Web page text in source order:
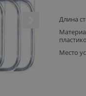
Длина
Место